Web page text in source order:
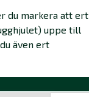
du markera att ert
uppe till
även ert